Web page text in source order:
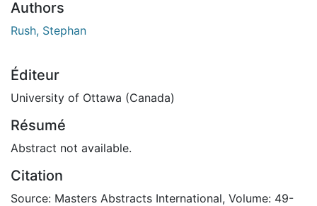
Authors
Rush, Stephan
Éditeur
University of Ottawa (Canada)
Résumé
Abstract not available.
Citation
Source: Masters Abstracts International, Volume: 49-